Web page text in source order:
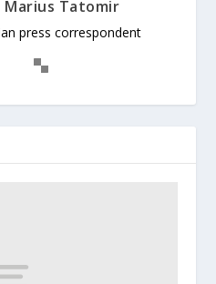
Marius Tatomir
press correspondent